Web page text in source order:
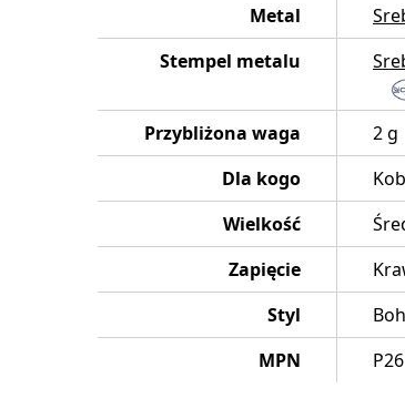
Metal
Stempel metalu
Przybliżona waga
2 g
Dla kogo
Wielkość
Zapięcie
Styl
MPN